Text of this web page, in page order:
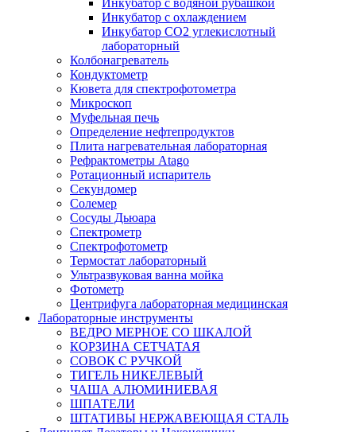
Инкубатор с водяной рубашкой
Инкубатор с охлаждением
Инкубатор СО2 углекислотный
лабораторный
Колбонагреватель
Кондуктометр
Кювета для спектрофотометра
Микроскоп
Муфельная печь
Определение нефтепродуктов
Плита нагревательная лабораторная
Рефрактометры Atago
Ротационный испаритель
Секундомер
Солемер
Сосуды Дьюара
Спектрометр
Спектрофотометр
Термостат лабораторный
Ультразвуковая ванна мойка
Фотометр
Центрифуга лабораторная медицинская
Лабораторные инструменты
ВЕДРО МЕРНОЕ СО ШКАЛОЙ
КОРЗИНА СЕТЧАТАЯ
СОВОК С РУЧКОЙ
ТИГЕЛЬ НИКЕЛЕВЫЙ
ЧАША АЛЮМИНИЕВАЯ
ШПАТЕЛИ
ШТАТИВЫ НЕРЖАВЕЮЩАЯ СТАЛЬ